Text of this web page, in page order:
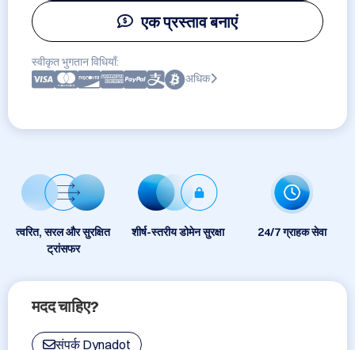
एक प्रस्ताव बनाएं
स्वीकृत भुगतान विधियाँ:
अधिक
त्वरित, सरल और सुरक्षित
ट्रांसफर
शीर्ष-स्तरीय डोमेन सुरक्षा 24/7 ग्राहक सेवा
मदद चाहिए?
संपर्क Dynadot